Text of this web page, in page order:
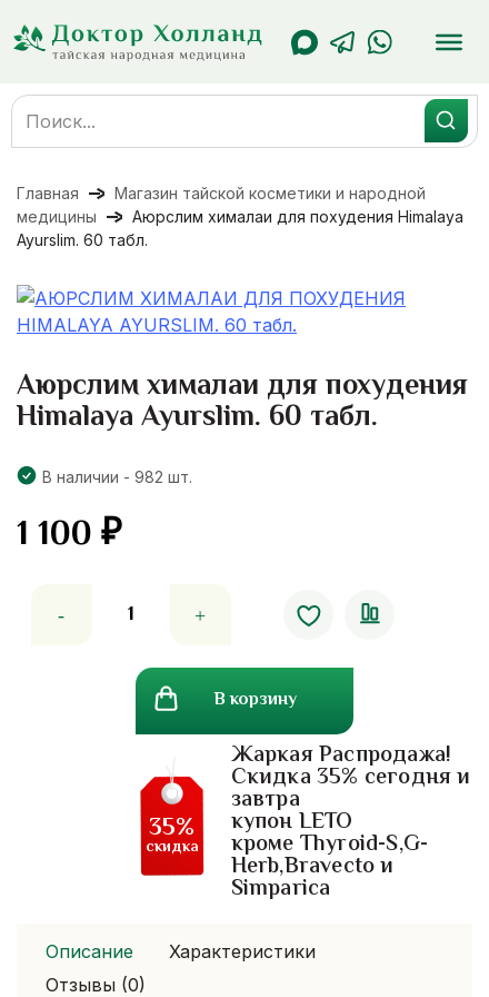
содержанию
Search
for:
Главная
Магазин тайской косметики и народной
медицины
Аюрслим хималаи для похудения Himalaya
Ayurslim. 60 табл.
Аюрслим хималаи для похудения
Himalaya Ayurslim. 60 табл.
В наличии - 982 шт.
1 100₽
товара
В корзину
Жаркая Распродажа!
Скидка 35% сегодня и
завтра
купон LETO
кроме Thyroid-S,G-
Herb,Bravecto и
Simparica
35%
скидка
Описание
Характеристики
Отзывы (0)